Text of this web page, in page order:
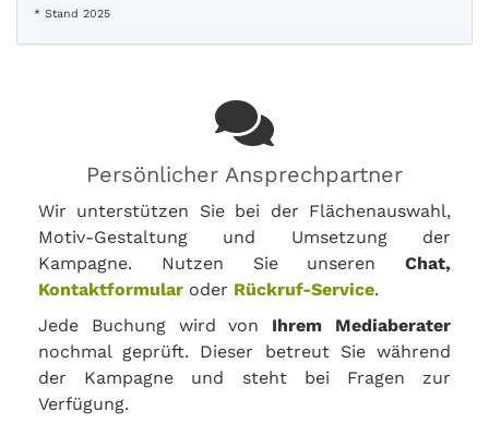
* Stand 2025
Persönlicher Ansprechpartner
Wir unterstützen Sie bei der Flächenauswahl,
Motiv-Gestaltung und Umsetzung der
Kampagne. Nutzen Sie unseren Chat,
Kontaktformular oder Rückruf-Service.
Jede Buchung wird von Ihrem Mediaberater
nochmal geprüft. Dieser betreut Sie während
der Kampagne und steht bei Fragen zur
Verfügung.